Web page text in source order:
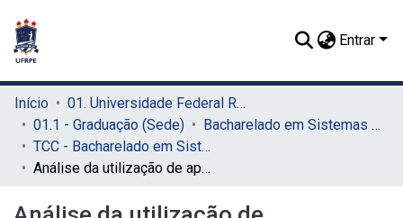
Entrar
Início
01. Universidade Federal Rural de Pernambuco - UFRPE (Sede)
01.1 - Graduação (Sede)
Bacharelado em Sistemas de Informação (Sede)
TCC - Bacharelado em Sistemas da Informação (Sede)
Análise da utilização de aprendizado de máquina na redução do volume de alertas benignos